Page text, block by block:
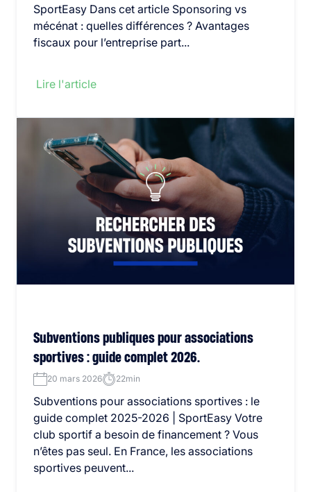
SportEasy Dans cet article Sponsoring vs
mécénat : quelles différences ? Avantages
fiscaux pour l’entreprise part...
Lire l'article
Subventions publiques pour associations
sportives : guide complet 2026.
20 mars 2026 22min
Subventions pour associations sportives : le
guide complet 2025-2026 | SportEasy Votre
club sportif a besoin de financement ? Vous
n’êtes pas seul. En France, les associations
sportives peuvent...